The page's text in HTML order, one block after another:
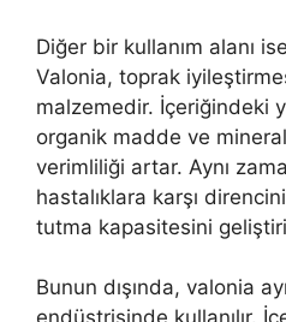
Diğer bir kullanım alanı
Valonia, toprak
malzemedir. İçeriğindeki
organik madde ve
verimliliği artar. Aynı
hastalıklara karşı
tutma kapasitesini
Bunun dışında, valonia